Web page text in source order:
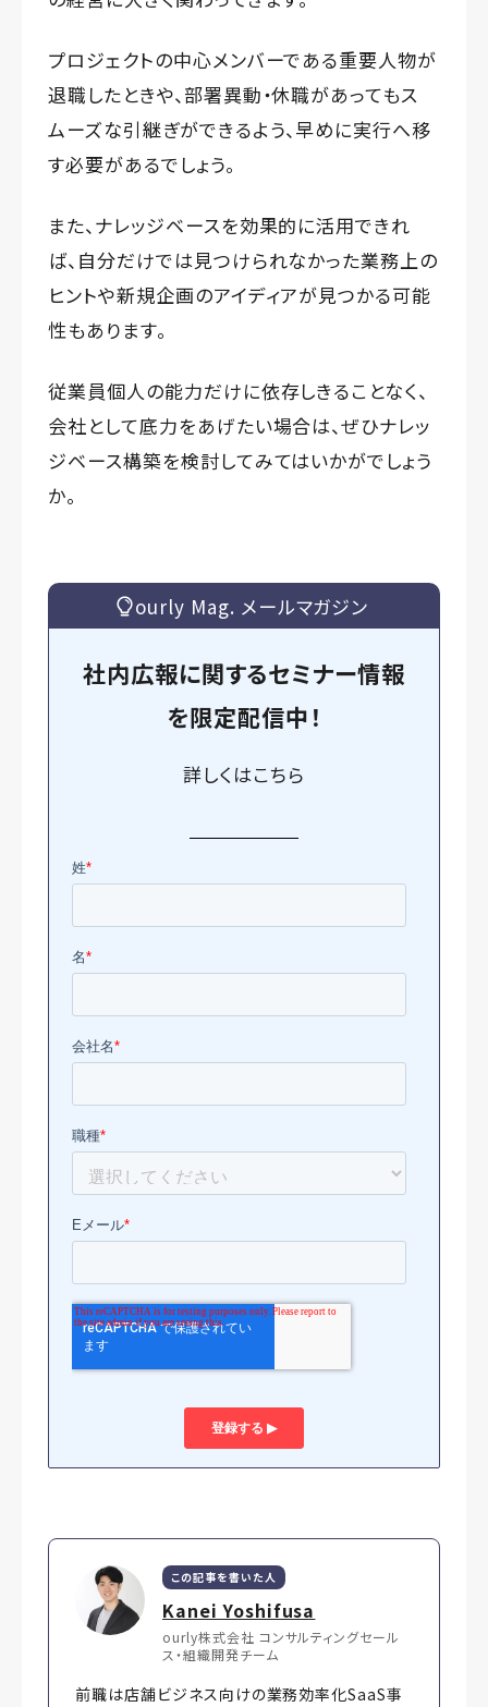
プロジェクトの中心メンバーである重要人物が
退職したときや、部署異動・休職があってもス
ムーズな引継ぎができるよう、早めに実行へ移
す必要があるでしょう。
また、ナレッジベースを効果的に活用できれ
ば、自分だけでは見つけられなかった業務上の
ヒントや新規企画のアイディアが見つかる可能
性もあります。
従業員個人の能力だけに依存しきることなく、
会社として底力をあげたい場合は、ぜひナレッ
ジベース構築を検討してみてはいかがでしょう
か。
ourly Mag. メールマガジン
社内広報に関するセミナー情報
を限定配信中！
詳しくはこちら
この記事を書いた人
Kanei Yoshifusa
ourly株式会社 コンサルティングセール
ス・組織開発チーム
前職は店舗ビジネス向けの業務効率化SaaS事